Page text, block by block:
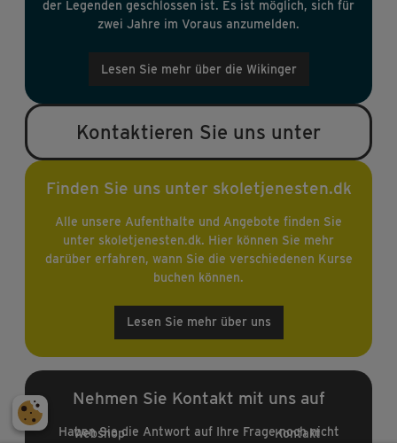
der Legenden geschlossen ist. Es ist möglich, sich für
zwei Jahre im Voraus anzumelden.
Lesen Sie mehr über die Wikinger
Kontaktieren Sie uns unter
Finden Sie uns unter skoletjenesten.dk
Alle unsere Aufenthalte und Angebote finden Sie
unter skoletjenesten.dk. Hier können Sie mehr
darüber erfahren, wann Sie die verschiedenen Kurse
buchen können.
Lesen Sie mehr über uns
Nehmen Sie Kontakt mit uns auf
Haben Sie die Antwort auf Ihre Frage noch nicht
Webshop Kontakt